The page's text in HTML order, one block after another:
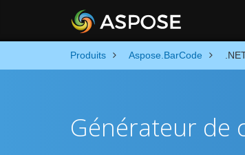
Produits Aspose.BarCode
Générateur de